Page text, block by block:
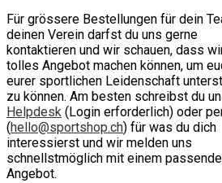
Für grössere Bestellungen für dein
deinen Verein darfst du uns gerne
kontaktieren und wir schauen, dass
tolles Angebot machen können, um
eurer sportlichen Leidenschaft
zu können. Am besten schreibst du
Helpdesk (Login erforderlich) oder
(hello@sportshop.ch) für was du dich
interessierst und wir melden uns
schnellstmöglich mit einem
Angebot.